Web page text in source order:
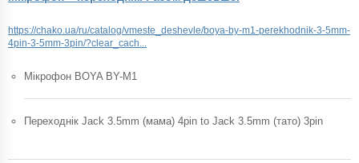
https://chako.ua/ru/catalog/vmeste_deshevle/boya-by-m1-perekhodnik-3-5mm-
4pin-3-5mm-3pin/?clear_cach...
Мікрофон BOYA BY-M1
Переходнік Jack 3.5mm (мама) 4pin to Jack 3.5mm (тато) 3pin